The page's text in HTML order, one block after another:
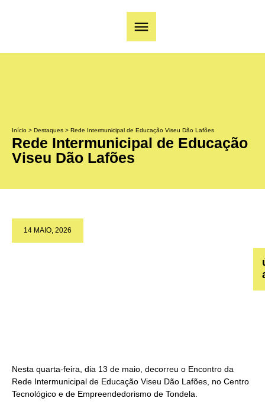
Início > Destaques > Rede Intermunicipal de Educação Viseu Dão Lafões
Rede Intermunicipal de Educação
Viseu Dão Lafões
14 MAIO, 2026
Nesta quarta-feira, dia 13 de maio, decorreu o Encontro da
Rede Intermunicipal de Educação Viseu Dão Lafões, no Centro
Tecnológico e de Empreendedorismo de Tondela.